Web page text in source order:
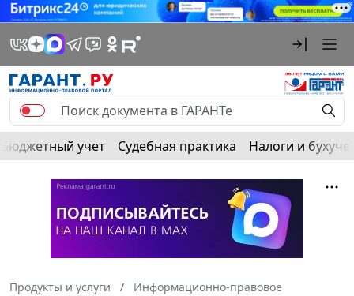
Бюджетный учет Судебная практика Налоги и
Продукты и услуги
Информационно-правовое